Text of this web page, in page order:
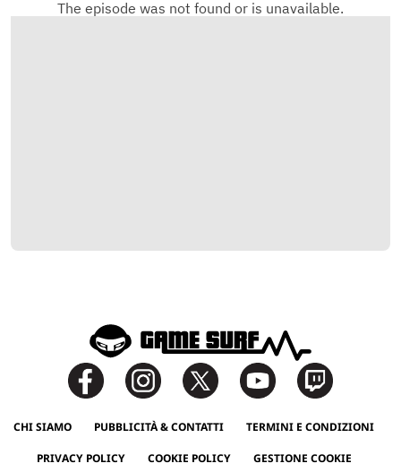
CHI SIAMO PUBBLICITÀ & CONTATTI TERMINI E CONDIZIONI
PRIVACY POLICY COOKIE POLICY GESTIONE COOKIE